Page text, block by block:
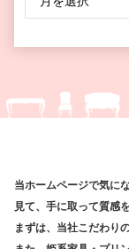
当ホームページで気に
見て、手に取って質感
まずは、当社こだわり